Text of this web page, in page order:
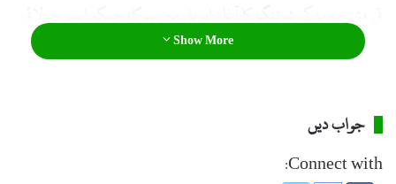
تک ریلیز کر دیا جائے گا۔
Show More
جواب دیں
Connect with: